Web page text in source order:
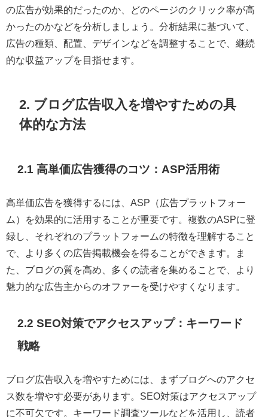
の広告が効果的だったのか、どのページのクリック率が高
かったのかなどを分析しましょう。分析結果に基づいて、
広告の種類、配置、デザインなどを調整することで、継続
的な収益アップを目指せます。
2. ブログ広告収入を増やすための具
体的な方法
2.1 高単価広告獲得のコツ：ASP活用術
高単価広告を獲得するには、ASP（広告プラットフォー
ム）を効果的に活用することが重要です。複数のASPに登
録し、それぞれのプラットフォームの特徴を理解すること
で、より多くの広告掲載機会を得ることができます。ま
た、ブログの質を高め、多くの読者を集めることで、より
魅力的な広告主からのオファーを受けやすくなります。
2.2 SEO対策でアクセスアップ：キーワード
戦略
ブログ広告収入を増やすためには、まずブログへのアクセ
ス数を増やす必要があります。SEO対策はアクセスアップ
に不可欠です。キーワード調査ツールなどを活用し、読者